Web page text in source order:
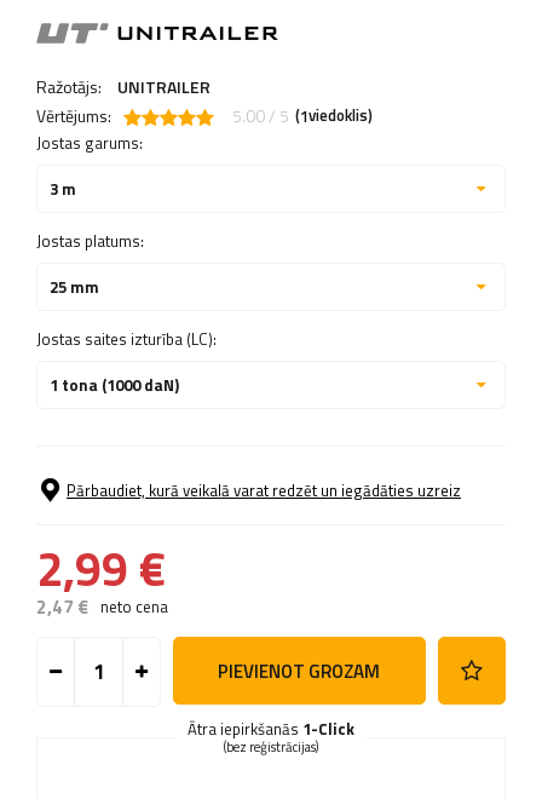
Ražotājs:
UNITRAILER
Vērtējums:
5.00 / 5 (1viedoklis)
Jostas garums:
3 m
Jostas platums:
25 mm
Jostas saites izturība (LC):
1 tona (1000 daN)
Pārbaudiet, kurā veikalā varat redzēt un iegādāties uzreiz
2,99 €
2,47 € neto cena
PIEVIENOT GROZAM
Ātra iepirkšanās 1-Click
(bez reģistrācijas)